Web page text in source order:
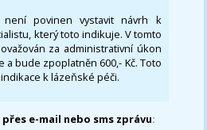
povinen vystavit návrh k
který toto indikuje. V tomto
za administrativní úkon
a bude zpoplatněn 600,- Kč. Toto
k lázeňské péči.
e-mail nebo sms zprávu: